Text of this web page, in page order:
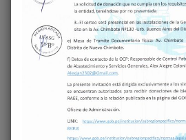
marcados con*
COMENTARIO*